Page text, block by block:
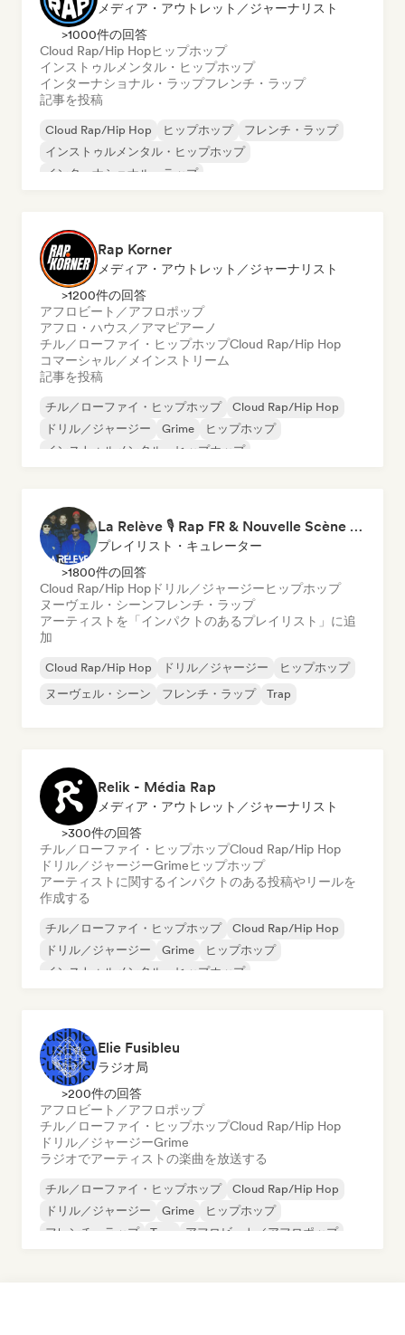
メディア・アウトレット／ジャーナリスト
>1000件の回答
Cloud Rap/Hip Hopヒップホップ
インストゥルメンタル・ヒップホップ
インターナショナル・ラップフレンチ・ラップ
記事を投稿
Cloud Rap/Hip Hop ヒップホップ
フレンチ・ラップ
インストゥルメンタル・ヒップホップ
インターナショナル・ラップ
Rap Korner
メディア・アウトレット／ジャーナリスト
>1200件の回答
アフロビート／アフロポップ
アフロ・ハウス／アマピアーノ
チル／ローファイ・ヒップホップCloud Rap/Hip Hop
コマーシャル／メインストリーム
記事を投稿
チル／ローファイ・ヒップホップ
Cloud Rap/Hip Hop
ドリル／ジャージー
Grime
ヒップホップ
インストゥルメンタル・ヒップホップ
La Relève 🎙️ Rap FR & Nouvelle Scène Hip-Hop
プレイリスト・キュレーター
>1800件の回答
Cloud Rap/Hip Hop ドリル／ジャージーヒップホップ
ヌーヴェル・シーンフレンチ・ラップ
アーティストを「インパクトのあるプレイリスト」に追
加
Cloud Rap/Hip Hop ドリル／ジャージー
ヒップホップ
ヌーヴェル・シーン
フレンチ・ラップ Trap
Relik - Média Rap
メディア・アウトレット／ジャーナリスト
>300件の回答
チル／ローファイ・ヒップホップCloud Rap/Hip Hop
ドリル／ジャージーGrimeヒップホップ
アーティストに関するインパクトのある投稿やリールを
作成する
チル／ローファイ・ヒップホップ
Cloud Rap/Hip Hop
ドリル／ジャージー
Grime
ヒップホップ
インストゥルメンタル・ヒップホップ
Elie Fusibleu
ラジオ局
>200件の回答
アフロビート／アフロポップ
チル／ローファイ・ヒップホップCloud Rap/Hip Hop
ドリル／ジャージーGrime
ラジオでアーティストの楽曲を放送する
チル／ローファイ・ヒップホップ
Cloud Rap/Hip Hop
ドリル／ジャージー
Grime
ヒップホップ
フレンチ・ラップ
Trap アフロビート／アフロポップ